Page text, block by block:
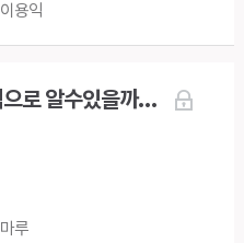
이용익
치료기간대략적으로 알수있을까요!?
마루